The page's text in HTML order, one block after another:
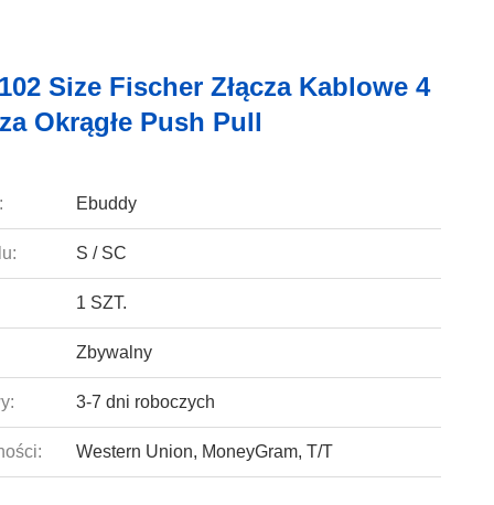
Size Fischer Złącza Kablowe 4
Okrągłe Push Pull
Ebuddy
S / SC
1 SZT.
Zbywalny
3-7 dni roboczych
Western Union, MoneyGram, T/T